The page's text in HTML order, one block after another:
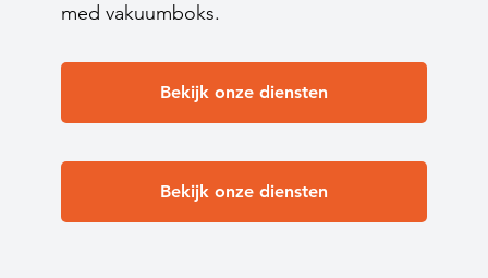
med vakuumboks.
Bekijk onze diensten
Bekijk onze diensten